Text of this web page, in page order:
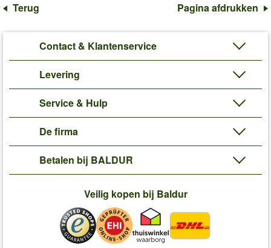
Terug Pagina afdrukken
Contact & Klantenservice
Levering
Service & Hulp
De firma
Betalen bij BALDUR
Veilig kopen bij Baldur